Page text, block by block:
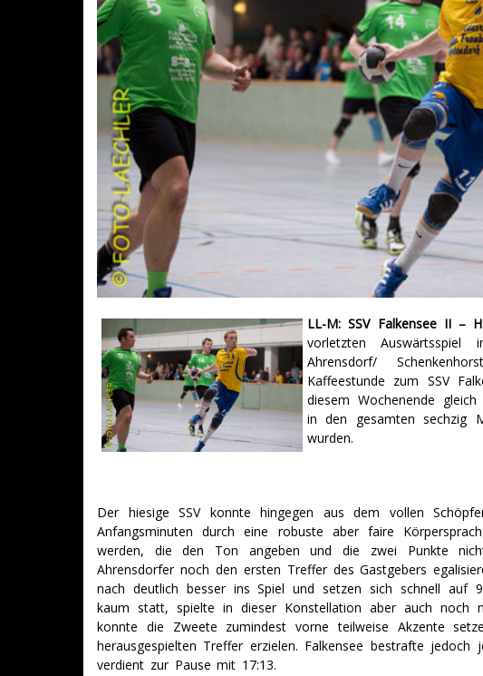
LL-M: SSV Falkensee II –
vorletzten
Ahrensdorf/
Kaffeestunde zum SSV
diesem Wochenende
in den gesamten sechzig
wurden.
Der hiesige SSV konnte hingegen aus dem vollen
Anfangsminuten durch eine robuste aber faire
werden, die den Ton angeben und die zwei Punkte
Ahrensdorfer noch den ersten Treffer des Gastgebers
nach deutlich besser ins Spiel und setzen sich schnell auf
kaum statt, spielte in dieser Konstellation aber auch noch
konnte die Zweete zumindest vorne teilweise Akzente
herausgespielten Treffer erzielen. Falkensee bestrafte
verdient zur Pause mit 17:13.